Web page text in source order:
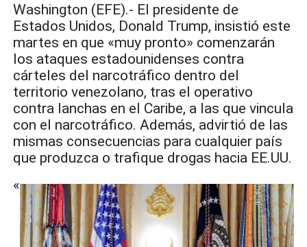
Washington (EFE).- El presidente de
Estados Unidos, Donald Trump, insistió este
martes en que «muy pronto» comenzarán
los ataques estadounidenses contra
cárteles del narcotráfico dentro del
territorio venezolano, tras el operativo
contra lanchas en el Caribe, a las que vincula
con el narcotráfico. Además, advirtió de las
mismas consecuencias para cualquier país
que produzca o trafique drogas hacia EE.UU.
«